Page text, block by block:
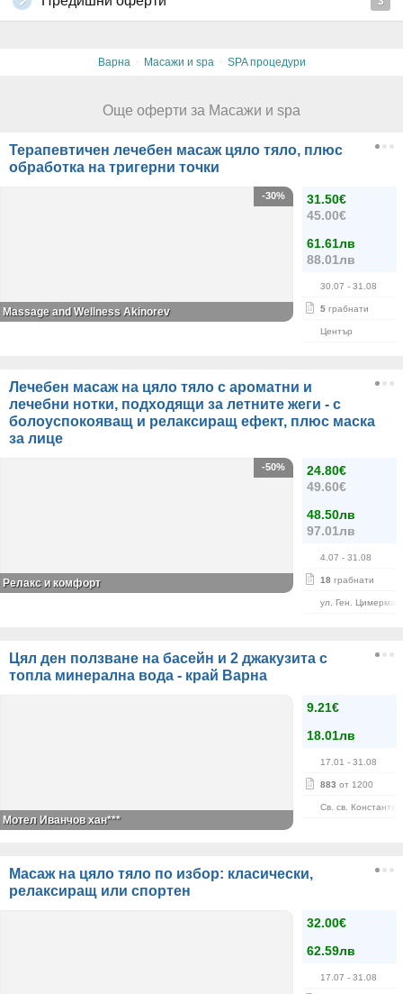
Варна · Масажи и spa · SPA процедури
Още оферти за Масажи и spa
Терапевтичен лечебен масаж цяло тяло, плюс
обработка на тригерни точки
31.50€
45.00€
61.61лв
88.01лв
30.07 - 31.08
5 грабнати
Център
-30%
Massage and Wellness Akinorev
Лечебен масаж на цяло тяло с ароматни и
лечебни нотки, подходящи за летните жеги - с
болоуспокояващ и релаксиращ ефект, плюс маска
за лице
24.80€
49.60€
48.50лв
97.01лв
4.07 - 31.08
18 грабнати
ул. Ген. Цимерман
-50%
Релакс и комфорт
Цял ден ползване на басейн и 2 джакузита с
топла минерална вода - край Варна
9.21€
18.01лв
17.01 - 31.08
883 от 1200
Св. св.
Мотел Иванчов хан***
Масаж на цяло тяло по избор: класически,
релаксиращ или спортен
32.00€
62.59лв
17.07 - 31.08